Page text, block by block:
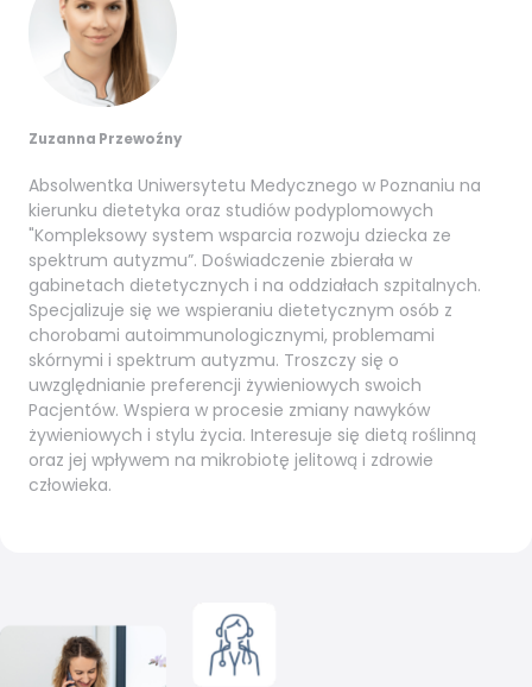
Zuzanna Przewoźny
Absolwentka Uniwersytetu Medycznego w Poznaniu na
kierunku dietetyka oraz studiów podyplomowych
"Kompleksowy system wsparcia rozwoju dziecka ze
spektrum autyzmu”. Doświadczenie zbierała w
gabinetach dietetycznych i na oddziałach szpitalnych.
Specjalizuje się we wspieraniu dietetycznym osób z
chorobami autoimmunologicznymi, problemami
skórnymi i spektrum autyzmu. Troszczy się o
uwzględnianie preferencji żywieniowych swoich
Pacjentów. Wspiera w procesie zmiany nawyków
żywieniowych i stylu życia. Interesuje się dietą roślinną
oraz jej wpływem na mikrobiotę jelitową i zdrowie
człowieka.